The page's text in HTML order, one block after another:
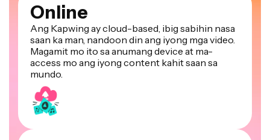
Online
Ang Kapwing ay cloud-based, ibig sabihin nasa
saan ka man, nandoon din ang iyong mga video.
Magamit mo ito sa anumang device at ma-
access mo ang iyong content kahit saan sa
mundo.